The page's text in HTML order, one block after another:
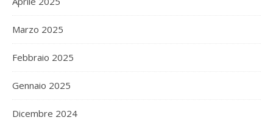
Marzo 2025
Febbraio 2025
Gennaio 2025
Dicembre 2024